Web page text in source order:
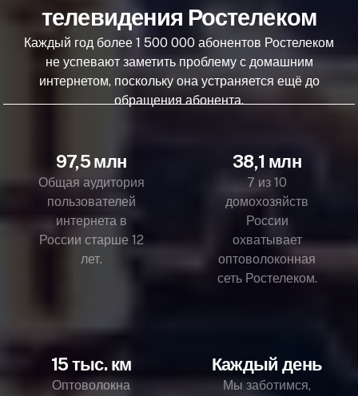
телевидения Ростелеком
Каждый год более 1 500 000 абонентов Ростелеком
не успевают заметить проблему с домашним
интернетом, поскольку она устраняется ещё до
обращения абонента.
97,5 млн
Общая аудитория
пользователей
интернета в
России старше 12
лет.
38,1 млн
7 из 10
домохозяйств
России
охватывает
оптоволоконная
сеть Ростелеком.
15 тыс. км
Оптоволокна
Каждый день
Мы заботимся,